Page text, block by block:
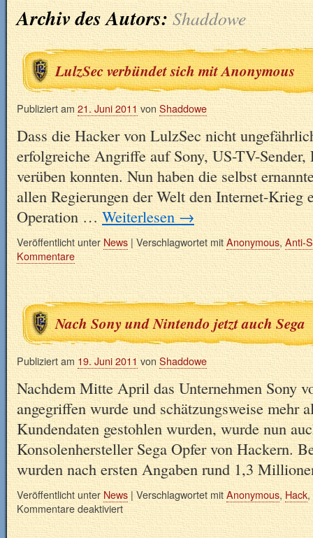
Archiv des Autors:Shaddowe
LulzSec verbündet sich mit Anonymous
Publiziert am 21. Juni 2011 von Shaddowe
Dass die Hacker von LulzSec nicht
erfolgreiche Angriffe auf Sony, US-TV-Sender,
verüben konnten. Nun haben die selbst
allen Regierungen der Welt den Internet-Krieg
Operation … Weiterlesen →
Veröffentlicht unterNews | Verschlagwortet mitAnonymous,Anti-
Kommentare
Nach Sony und Nintendo jetzt auch Sega
Publiziert am 19. Juni 2011 von Shaddowe
Nachdem Mitte April das Unternehmen Sony
angegriffen wurde und schätzungsweise mehr
Kundendaten gestohlen wurden, wurde nun
Konsolenhersteller Sega Opfer von Hackern.
wurden nach ersten Angaben rund 1,3
Veröffentlicht unter News | Verschlagwortet mitAnonymous,Hack,
Kommentare deaktiviert